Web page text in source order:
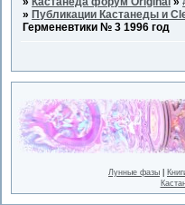
»Публикации Кастанеды и
Герменевтики № 3 1996 год
Лунные фазы